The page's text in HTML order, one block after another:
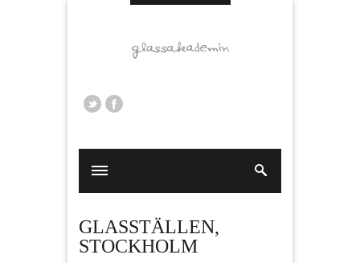
GLASSTÄLLEN,
STOCKHOLM